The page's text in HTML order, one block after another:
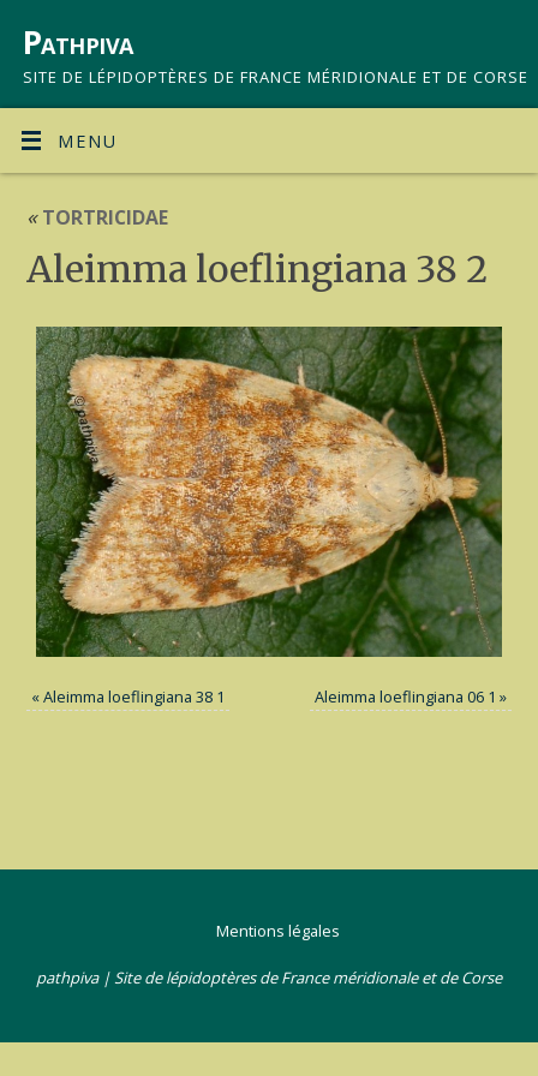
Pathpiva
SITE DE LÉPIDOPTÈRES DE FRANCE MÉRIDIONALE ET DE CORSE
MENU
«TORTRICIDAE
Aleimma loeflingiana 38 2
«Aleimma loeflingiana 38 1 Aleimma loeflingiana 06 1 »
Mentions légales
pathpiva | Site de lépidoptères de France méridionale et de Corse